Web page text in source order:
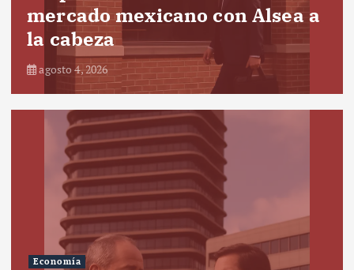
mercado mexicano con Alsea a
la cabeza
agosto 4, 2026
Economía